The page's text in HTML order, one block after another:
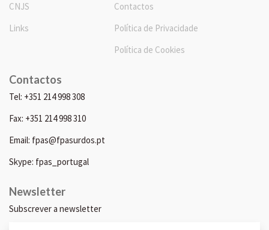
CNJS
Links
Contactos
Política de Privacidade
Política de Cookies
Contactos
Tel: +351 214 998 308
Fax: +351 214 998 310
Email: fpas@fpasurdos.pt
Skype: fpas_portugal
Newsletter
Subscrever a newsletter